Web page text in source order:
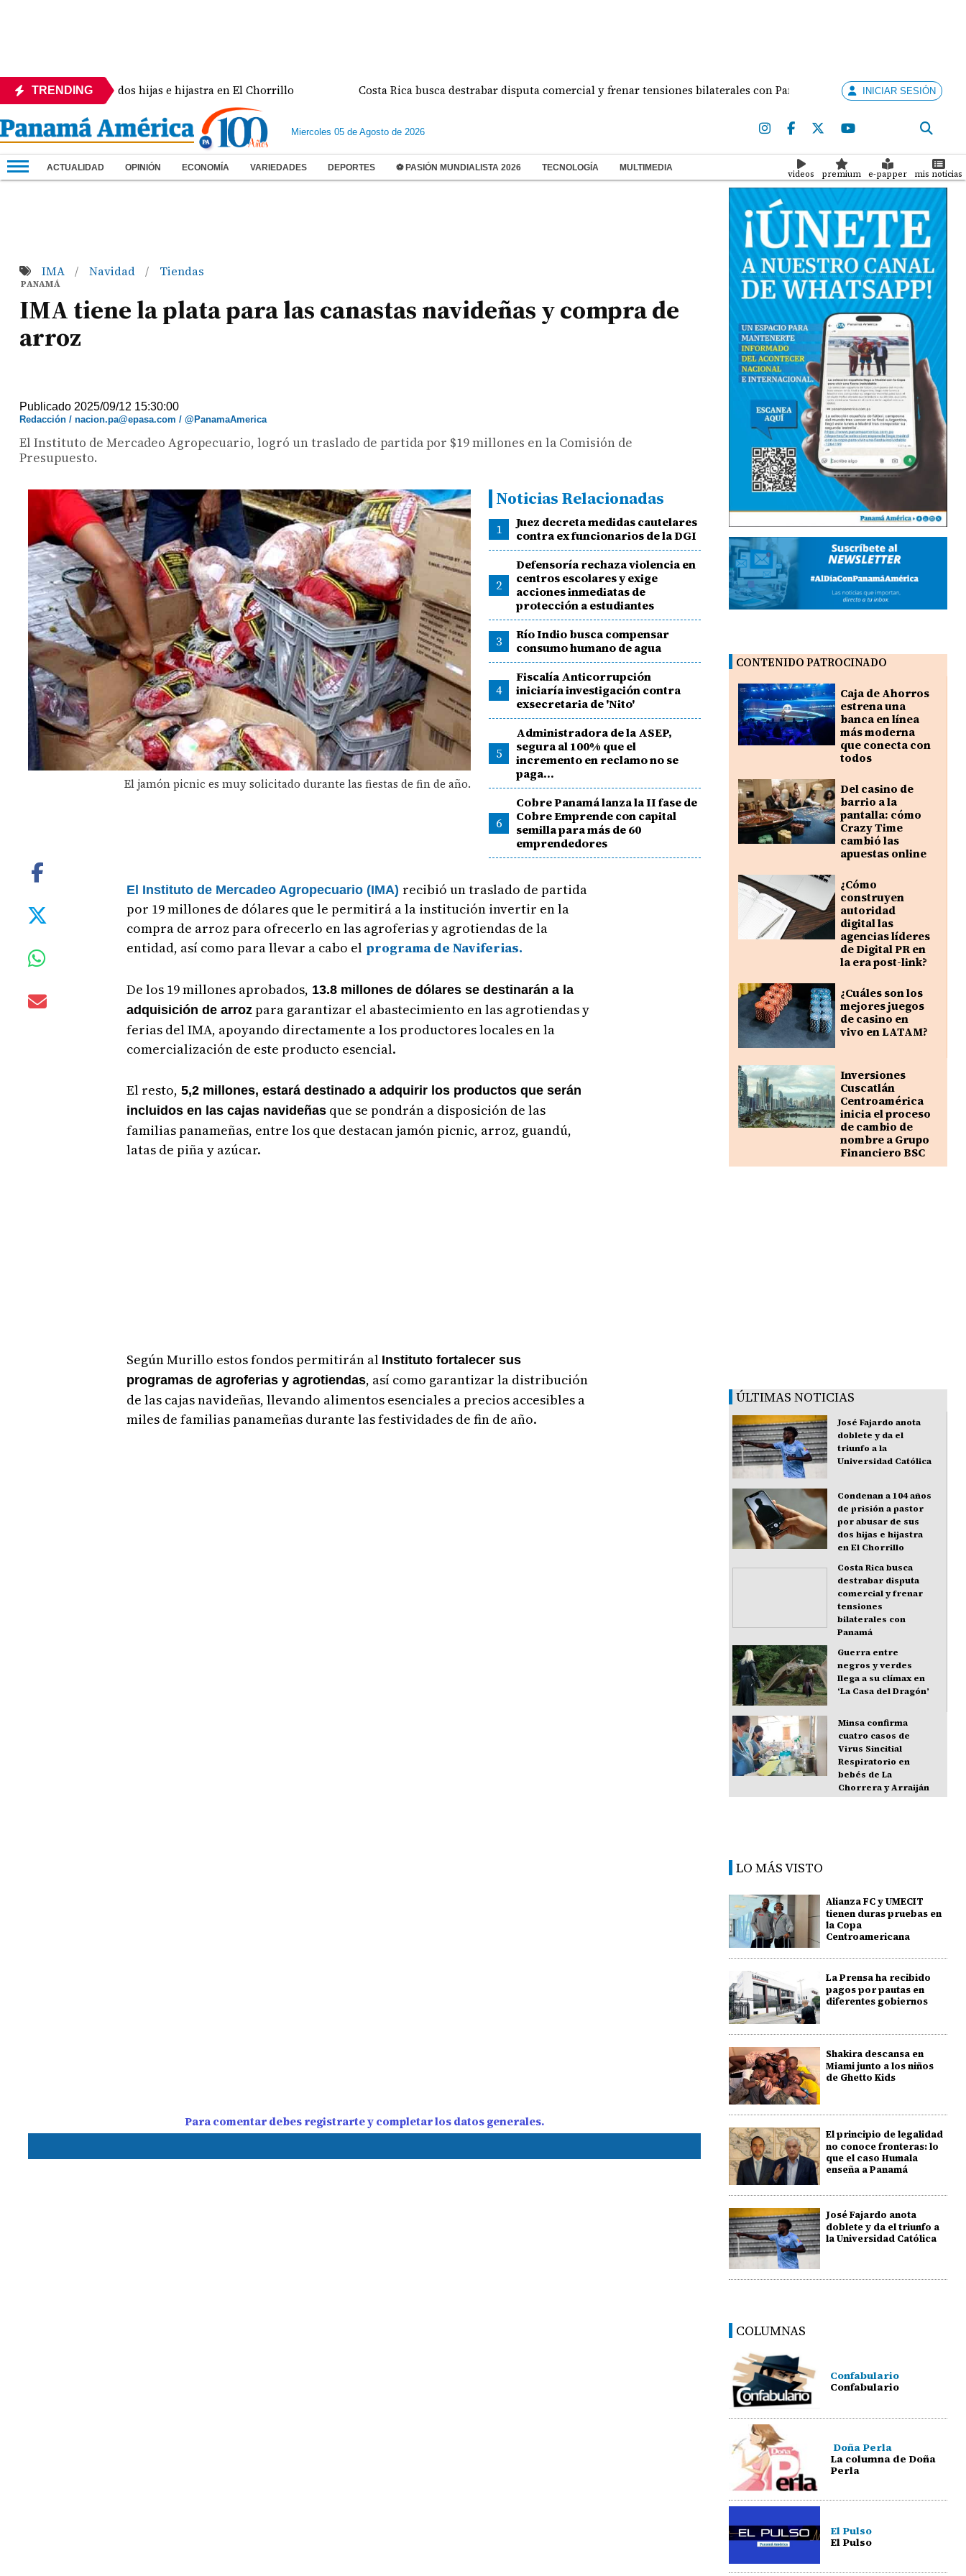
TRENDING
abusar de sus dos hijas e hijastra en El Chorrillo Costa Rica busca destrabar disputa comercial y frenar tensiones bilaterales con Panamá Guerra entre negros y
INICIAR SESIÓN
Miercoles 05 de Agosto de 2026
ACTUALIDAD OPINIÓN ECONOMÍA VARIEDADES DEPORTES ⚽ PASIÓN MUNDIALISTA 2026 TECNOLOGÍA MULTIMEDIA
videos premium e-papper mis noticias
IMA / Navidad / Tiendas
PANAMÁ
IMA tiene la plata para las canastas navideñas y compra de
arroz
Publicado 2025/09/12 15:30:00
Redacción / nacion.pa@epasa.com / @PanamaAmerica
El Instituto de Mercadeo Agropecuario, logró un traslado de partida por $19 millones en la Comisión de
Presupuesto.
El jamón picnic es muy solicitado durante las fiestas de fin de año.
Noticias Relacionadas
1
Juez decreta medidas cautelares
contra ex funcionarios de la DGI
2
Defensoría rechaza violencia en
centros escolares y exige
acciones inmediatas de
protección a estudiantes
3
Río Indio busca compensar
consumo humano de agua
4
Fiscalía Anticorrupción
iniciaría investigación contra
exsecretaria de 'Nito'
5
Administradora de la ASEP,
segura al 100% que el
incremento en reclamo no se
paga...
6
Cobre Panamá lanza la II fase de
Cobre Emprende con capital
semilla para más de 60
emprendedores
El Instituto de Mercadeo Agropecuario (IMA) recibió un traslado de partida
por 19 millones de dólares que le permitirá a la institución invertir en la
compra de arroz para ofrecerlo en las agroferias y agrotiendas de la
entidad, así como para llevar a cabo el programa de Naviferias.
De los 19 millones aprobados, 13.8 millones de dólares se destinarán a la
adquisición de arrozpara garantizar el abastecimiento en las agrotiendas y
ferias del IMA, apoyando directamente a los productores locales en la
comercialización de este producto esencial.
El resto, 5,2 millones, estará destinado a adquirir los productos que serán
incluidos en las cajas navideñasque se pondrán a disposición de las
familias panameñas, entre los que destacan jamón picnic, arroz, guandú,
latas de piña y azúcar.
Según Murillo estos fondos permitirán al Instituto fortalecer sus
programas de agroferias y agrotiendas, así como garantizar la distribución
de las cajas navideñas, llevando alimentos esenciales a precios accesibles a
miles de familias panameñas durante las festividades de fin de año.
Para comentar debes registrarte y completar los datos generales.
CONTENIDO PATROCINADO
Caja de Ahorros
estrena una
banca en línea
más moderna
que conecta con
todos
Del casino de
barrio a la
pantalla: cómo
Crazy Time
cambió las
apuestas online
¿Cómo
construyen
autoridad
digital las
agencias líderes
de Digital PR en
la era post-link?
¿Cuáles son los
mejores juegos
de casino en
vivo en LATAM?
Inversiones
Cuscatlán
Centroamérica
inicia el proceso
de cambio de
nombre a Grupo
Financiero BSC
ÚLTIMAS NOTICIAS
José Fajardo anota
doblete y da el
triunfo a la
Universidad Católica
Condenan a 104 años
de prisión a pastor
por abusar de sus
dos hijas e hijastra
en El Chorrillo
Costa Rica busca
destrabar disputa
comercial y frenar
tensiones
bilaterales con
Panamá
Guerra entre
negros y verdes
llega a su clímax en
‘La Casa del Dragón’
Minsa confirma
cuatro casos de
Virus Sincitial
Respiratorio en
bebés de La
Chorrera y Arraiján
LO MÁS VISTO
Alianza FC y UMECIT
tienen duras pruebas en
la Copa
Centroamericana
La Prensa ha recibido
pagos por pautas en
diferentes gobiernos
Shakira descansa en
Miami junto a los niños
de Ghetto Kids
El principio de legalidad
no conoce fronteras: lo
que el caso Humala
enseña a Panamá
José Fajardo anota
doblete y da el triunfo a
la Universidad Católica
COLUMNAS
Confabulario
Confabulario
Doña Perla
La columna de Doña
Perla
El Pulso
El Pulso